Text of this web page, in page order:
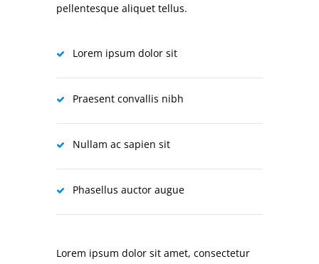
pellentesque aliquet tellus.
Lorem ipsum dolor sit
Praesent convallis nibh
Nullam ac sapien sit
Phasellus auctor augue
Lorem ipsum dolor sit amet, consectetur